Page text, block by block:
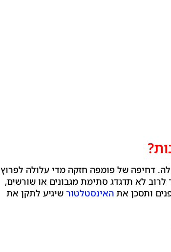
דחיפה של פומפה חזקה מדי עלולה לפרוץ
לא תדגדג סתימת מגבונים או שורשים,
ותסכן אתהאינסטלטור שיגיע לתקן את